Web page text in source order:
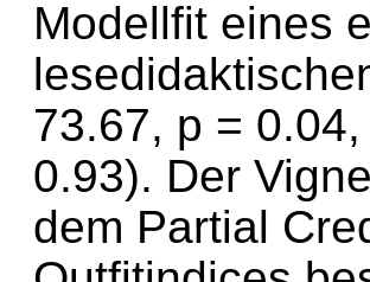
Modellfit eines
73.67, p =
0.93). Der
dem Partial